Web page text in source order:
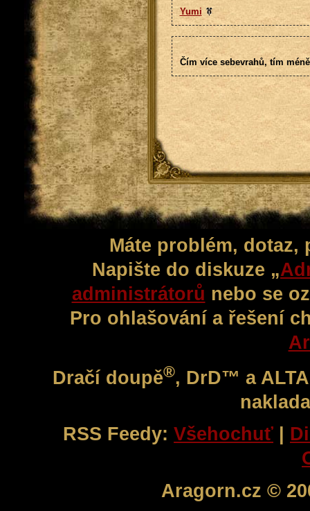
Yumi
Čím více sebevrahů, tím
Máte problém,
Napište do diskuze „
administrátorů nebo se
Pro ohlašování a řešení
Dračí doupě®, DrD™ a
RSS Feedy: Všehochuť
Aragorn.cz ©